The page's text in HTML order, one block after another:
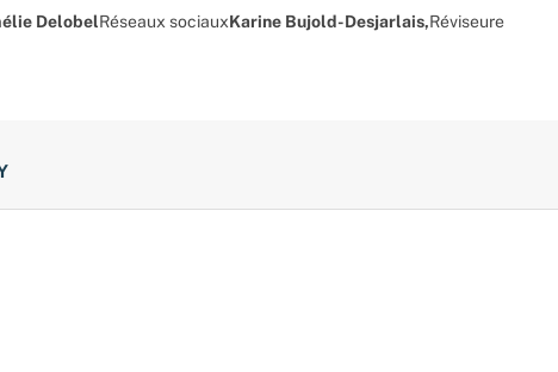
DelobelRéseaux sociauxKarine Bujold-Desjarlais,Réviseure